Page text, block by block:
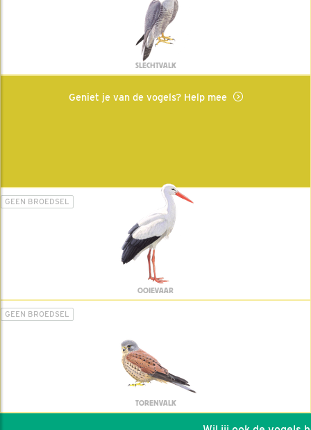
SLECHTVALK
Geniet je van de vogels? Help mee
GEEN BROEDSEL
OOIEVAAR
GEEN BROEDSEL
TORENVALK